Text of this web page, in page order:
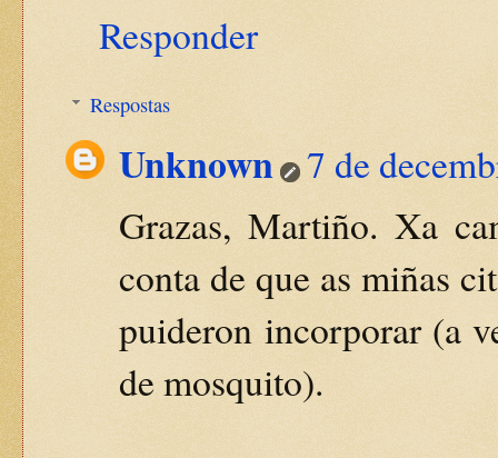
Responder
Respostas
Unknown
7 de
Grazas, Martiño. Xa
conta de que as miñas
puideron incorporar (a
de mosquito).